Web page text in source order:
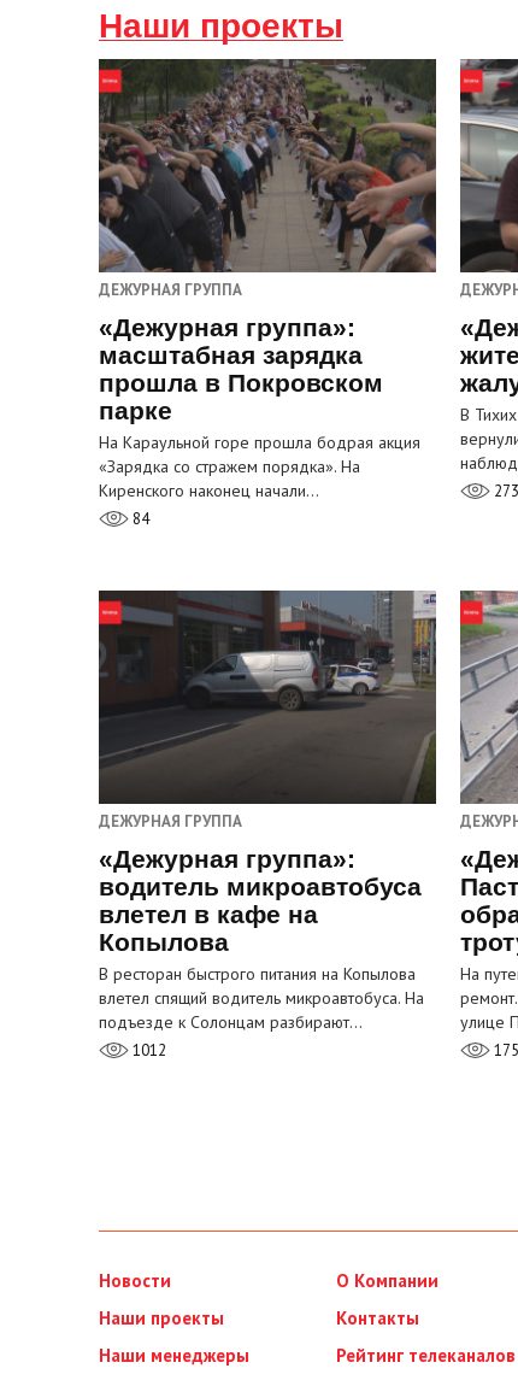
Наши проекты
ДЕЖУРНАЯ ГРУППА
«Дежурная группа»:
масштабная зарядка
прошла в Покровском
парке
На Караульной горе прошла бодрая акция
«Зарядка со стражем порядка». На
Киренского наконец начали…
84
В
273
ДЕЖУРНАЯ ГРУППА
«Дежурная группа»:
водитель микроавтобуса
влетел в кафе на
Копылова
В ресторан быстрого питания на Копылова
влетел спящий водитель микроавтобуса. На
подъезде к Солонцам разбирают…
1012
На
улице
Новости
Наши проекты
Наши менеджеры
О Компании
Контакты
Рейтинг телеканалов